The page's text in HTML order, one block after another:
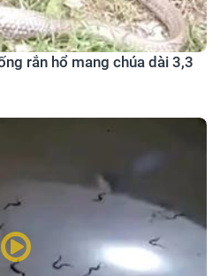
rắn hổ mang chúa dài 3,3